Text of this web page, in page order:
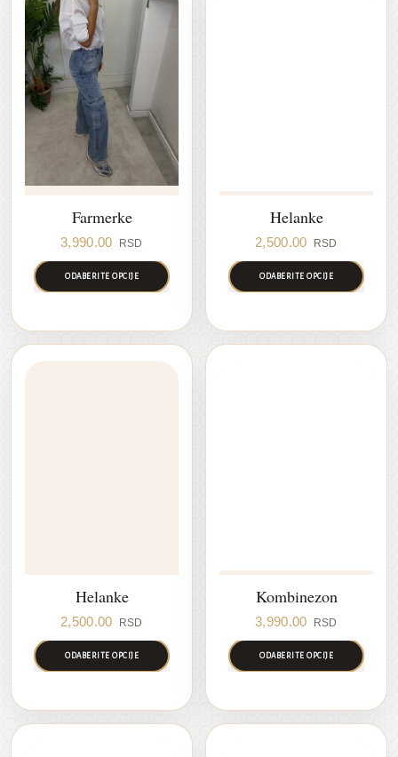
Farmerke
3,990.00 RSD
ODABERITE OPCIJE
Helanke
2,500.00 RSD
ODABERITE OPCIJE
Helanke
2,500.00 RSD
ODABERITE OPCIJE
Kombinezon
3,990.00 RSD
ODABERITE OPCIJE